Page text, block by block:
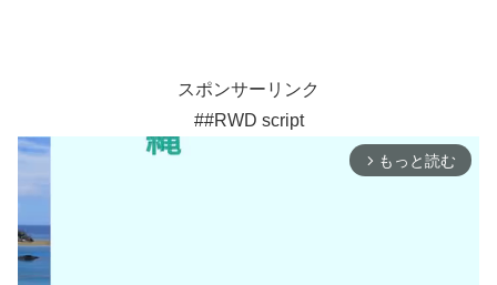
スポンサーリンク
##RWD script
arrow_forward_ios もっと読む